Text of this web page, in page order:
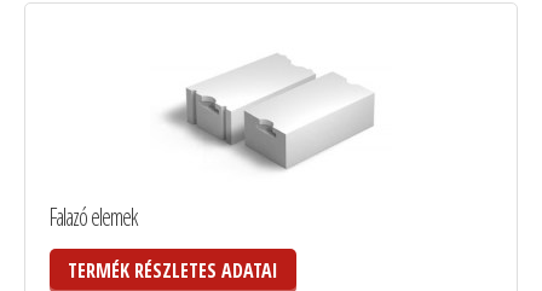
Falazó elemek
TERMÉK RÉSZLETES ADATAI